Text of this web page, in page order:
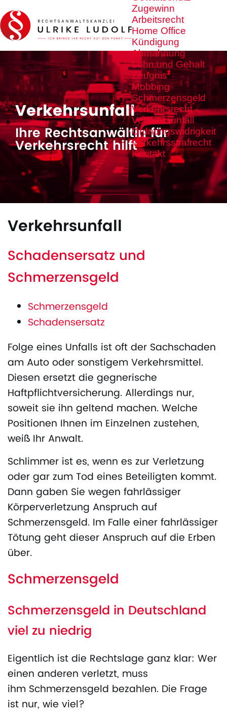
Zugewinn
Arbeitsrecht
Home Office
Kündigung
Abmahnung
Lohn und Gehalt
Zeugnis
Mobbing
Schmerzensgeld
Verkehrsrecht
Verkehrsunfall
Ordnungswidrigkeit
Verkehrsstrafrecht
Kontakt
Verkehrsunfall
Ihre Rechtsanwältin für
Verkehrsrecht hilft
Verkehrsunfall
Schadensersatz und
Schmerzensgeld
Schmerzensgeld
Schadensersatz
Folge eines Unfalls ist oft der Sachschaden
am Auto oder sonstigem Verkehrsmittel.
Diesen ersetzt die gegnerische
Haftpflichtversicherung. Allerdings nur,
soweit sie ihn geltend machen. Welche
Positionen Ihnen im Einzelnen zustehen,
weiß Ihr Anwalt.
Schlimmer ist es, wenn es zur Verletzung
oder gar zum Tod eines Beteiligten kommt.
Dann gaben Sie wegen fahrlässiger
Körperverletzung Anspruch auf
Schmerzensgeld. Im Falle einer fahrlässiger
Tötung geht dieser Anspruch auf die Erben
über.
Schmerzensgeld
Schmerzensgeld in Deutschland
viel zu niedrig
Eigentlich ist die Rechtslage ganz klar: Wer
einen anderen verletzt, muss
ihm Schmerzensgeld bezahlen. Die Frage
ist nur, wie viel?